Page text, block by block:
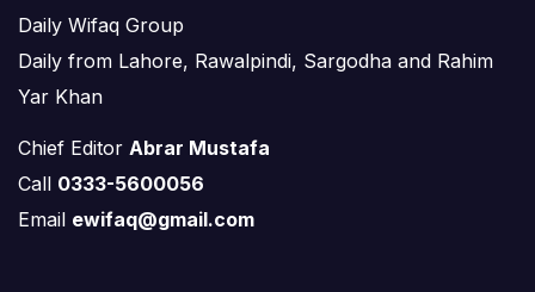
Daily Wifaq Group
Daily from Lahore, Rawalpindi, Sargodha and Rahim
Yar Khan
Chief Editor Abrar Mustafa
Call 0333-5600056
Email ewifaq@gmail.com